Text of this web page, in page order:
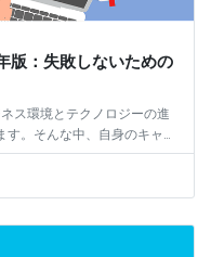
版：失敗しないための
ス環境とテクノロジーの進
。そんな中、自身のキャリ
エージェントの利用が不可欠